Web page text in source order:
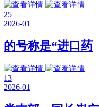
25
2026-01
的号称是“进口药
13
2026-01